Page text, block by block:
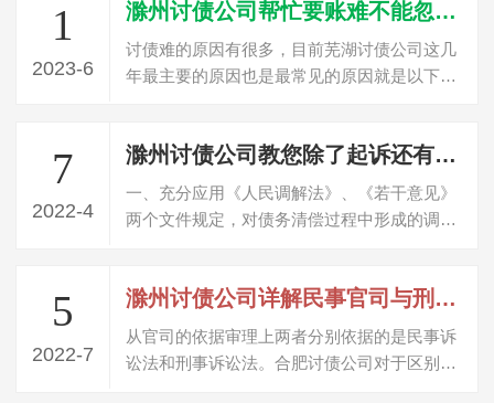
1
2023-6
滁州讨债公司帮忙要账难不能忽视的三个原因
讨债难的原因有很多，目前芜湖讨债公司这几
年最主要的原因也是最常见的原因就是以下三
7
2022-4
滁州讨债公司教您除了起诉还有哪些方法可以讨债？
一、充分应用《人民调解法》、《若干意见》
两个文件规定，对债务清偿过程中形成的调解
5
2022-7
滁州讨债公司详解民事官司与刑事官司的区别
从官司的依据审理上两者分别依据的是民事诉
讼法和刑事诉讼法。合肥讨债公司对于区别可